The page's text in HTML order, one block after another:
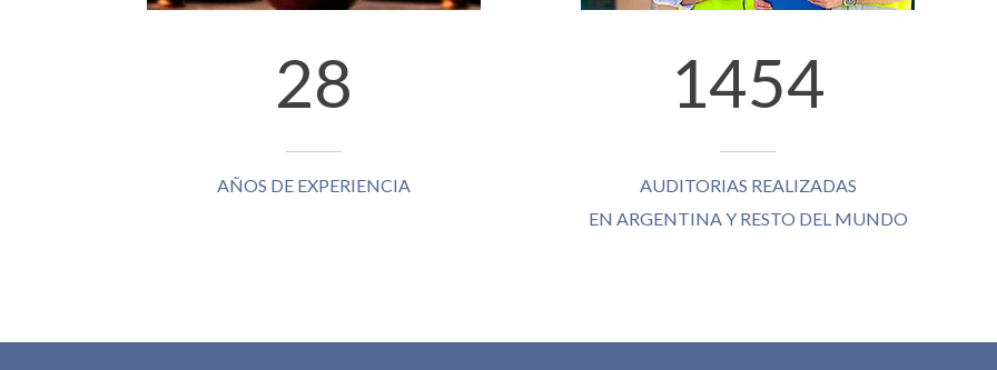
28
AÑOS DE EXPERIENCIA
1737
AUDITORIAS REALIZADAS
EN ARGENTINA Y RESTO DEL MUNDO